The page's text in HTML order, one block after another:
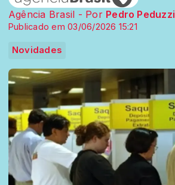
Agência Brasil - Por Pedro Peduzzi
Publicado em 03/06/2026 15:21
Novidades